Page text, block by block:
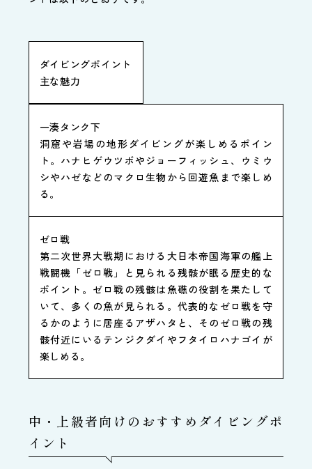
ダイビングポイント
主な魅力
一湊タンク下
洞窟や岩場の地形ダイビングが楽しめるポイン
ト。ハナヒゲウツボやジョーフィッシュ、ウミウ
シやハゼなどのマクロ生物から回遊魚まで楽しめ
る。
ゼロ戦
第二次世界大戦期における大日本帝国海軍の艦上
戦闘機「ゼロ戦」と見られる残骸が眠る歴史的な
ポイント。ゼロ戦の残骸は魚礁の役割を果たして
いて、多くの魚が見られる。代表的なゼロ戦を守
るかのように居座るアザハタと、そのゼロ戦の残
骸付近にいるテンジクダイやフタイロハナゴイが
楽しめる。
中・上級者向けのおすすめダイビングポ
イント